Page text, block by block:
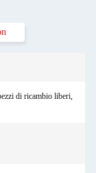
di ricambio liberi,